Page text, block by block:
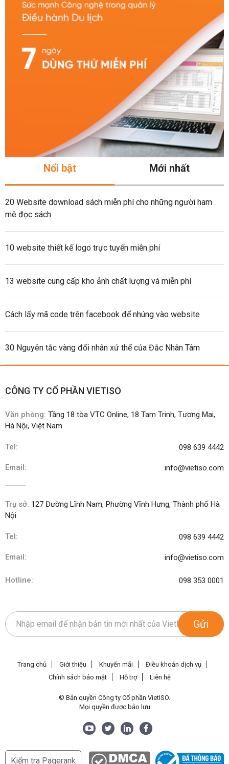
Nổi bật Mới nhất
20 Website download sách miễn phí cho những người ham
mê đọc sách
10 website thiết kế logo trực tuyến miễn phí
13 website cung cấp kho ảnh chất lượng và miễn phí
Cách lấy mã code trên facebook để nhúng vào website
30 Nguyên tắc vàng đối nhân xử thế của Đắc Nhân Tâm
CÔNG TY CỔ PHẦN VIETISO
Văn phòng: Tầng 18 tòa VTC Online, 18 Tam Trinh, Tương Mai,
Hà Nội, Việt Nam
Tel: 098 639 4442
Email: info@vietiso.com
Trụ sở: 127 Đường Lĩnh Nam, Phường Vĩnh Hưng, Thành phố Hà
Nội
Tel: 098 639 4442
Email: info@vietiso.com
Hotline: 098 353 0001
Gửi
Trang chủ Giới thiệu Khuyến mãi
Điều khoản dịch vụ
Chính sách bảo mật
Hỗ trợ Liên hệ
© Bản quyền Công ty Cổ phần VietISO.
Mọi quyền được bảo lưu
Kiểm tra Pagerank